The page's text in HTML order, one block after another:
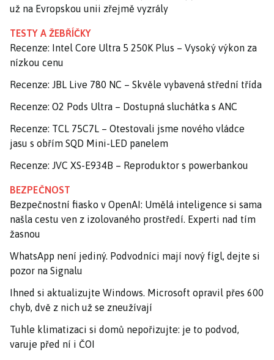
už na Evropskou unii zřejmě vyzrály
TESTY A ŽEBŘÍČKY
Recenze: Intel Core Ultra 5 250K Plus – Vysoký výkon za
nízkou cenu
Recenze: JBL Live 780 NC – Skvěle vybavená střední třída
Recenze: O2 Pods Ultra – Dostupná sluchátka s ANC
Recenze: TCL 75C7L – Otestovali jsme nového vládce
jasu s obřím SQD Mini-LED panelem
Recenze: JVC XS-E934B – Reproduktor s powerbankou
BEZPEČNOST
Bezpečnostní fiasko v OpenAI: Umělá inteligence si sama
našla cestu ven z izolovaného prostředí. Experti nad tím
žasnou
WhatsApp není jediný. Podvodníci mají nový fígl, dejte si
pozor na Signalu
Ihned si aktualizujte Windows. Microsoft opravil přes 600
chyb, dvě z nich už se zneužívají
Tuhle klimatizaci si domů nepořizujte: je to podvod,
varuje před ní i ČOI